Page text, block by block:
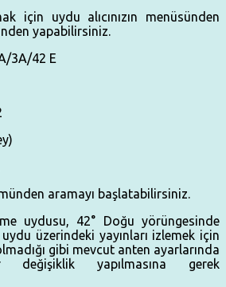
için uydu alıcınızın menüsünden
yapabilirsiniz.
3A/42 E
aramayı başlatabilirsiniz.
uydusu, 42° Doğu yörüngesinde
üzerindeki yayınları izlemek için
gibi mevcut anten ayarlarında
yapılmasına gerek